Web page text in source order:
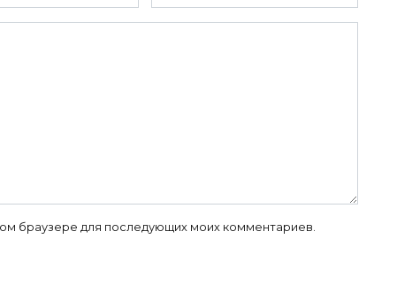
браузере для последующих моих комментариев.